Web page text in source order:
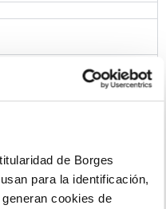
de Borges
para la identificación,
cookies de